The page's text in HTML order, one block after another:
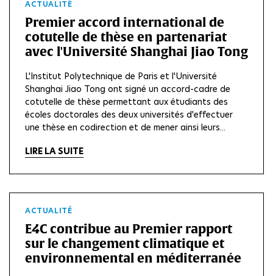
ACTUALITÉ
Premier accord international de
cotutelle de thèse en partenariat
avec l'Université Shanghai Jiao Tong
L'Institut Polytechnique de Paris et l'Université
Shanghai Jiao Tong ont signé un accord-cadre de
cotutelle de thèse permettant aux étudiants des
écoles doctorales des deux universités d'effectuer
une thèse en codirection et de mener ainsi leurs...
LIRE LA SUITE
ACTUALITÉ
E4C contribue au Premier rapport
sur le changement climatique et
environnemental en méditerranée